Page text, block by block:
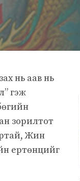
нь аав нь
гэж
зорилтот
Жин
ертөнцийг